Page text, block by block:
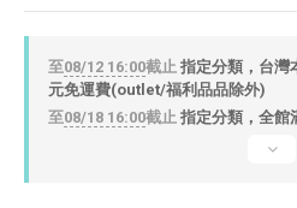
至08/12 16:00截止 指定分類，台灣
元免運費(outlet/福利品品除外)
至08/18 16:00截止 指定分類，全